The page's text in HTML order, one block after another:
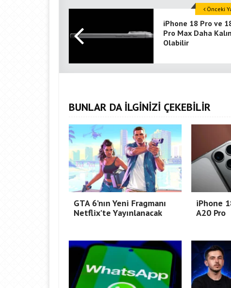
iPhone 18 Pro ve
Pro Max Daha Kalın
Olabilir
Önceki
BUNLAR DA İLGİNİZİ ÇEKEBİLİR
GTA 6’nın Yeni Fragmanı
Netflix’te Yayınlanacak
iPhone
A20 Pro